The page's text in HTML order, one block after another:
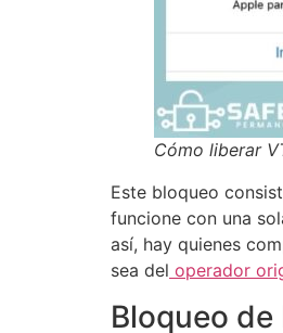
Cómo liberar
Este bloqueo
funcione con una
así, hay quienes
sea del operador
Bloqueo de